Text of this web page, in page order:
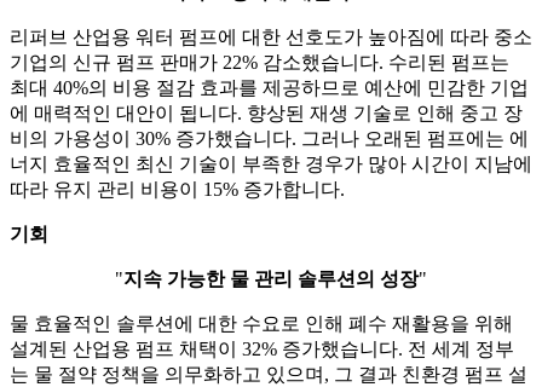
리퍼브 산업용 워터 펌프에 대한 선호도가 높아짐에 따라 중소
기업의 신규 펌프 판매가 22% 감소했습니다. 수리된 펌프는
최대 40%의 비용 절감 효과를 제공하므로 예산에 민감한 기업
에 매력적인 대안이 됩니다. 향상된 재생 기술로 인해 중고 장
비의 가용성이 30% 증가했습니다. 그러나 오래된 펌프에는 에
너지 효율적인 최신 기술이 부족한 경우가 많아 시간이 지남에
따라 유지 관리 비용이 15% 증가합니다.
기회
"지속 가능한 물 관리 솔루션의 성장"
물 효율적인 솔루션에 대한 수요로 인해 폐수 재활용을 위해
설계된 산업용 펌프 채택이 32% 증가했습니다. 전 세계 정부
는 물 절약 정책을 의무화하고 있으며, 그 결과 친환경 펌프 설